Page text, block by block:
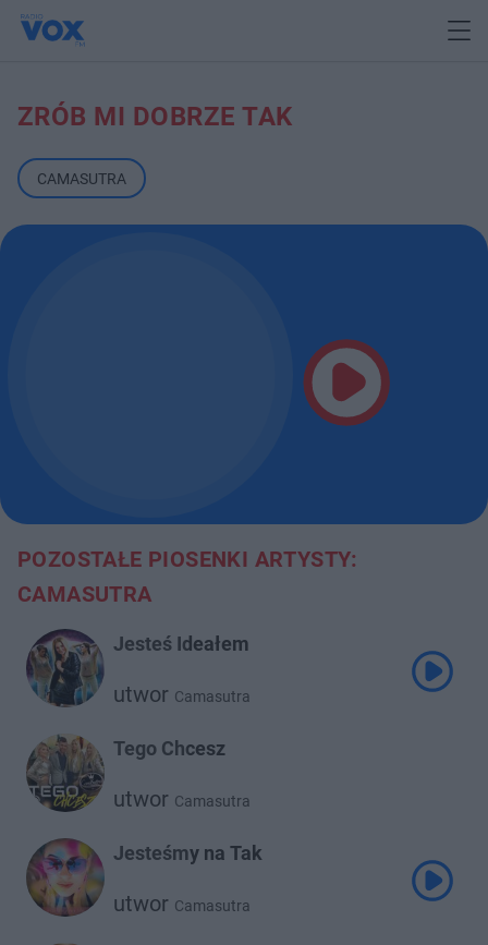
ZRÓB MI DOBRZE TAK
CAMASUTRA
POZOSTAŁE PIOSENKI ARTYSTY:
CAMASUTRA
Jesteś Ideałem
utwor Camasutra
Tego Chcesz
utwor Camasutra
Jesteśmy na Tak
utwor Camasutra